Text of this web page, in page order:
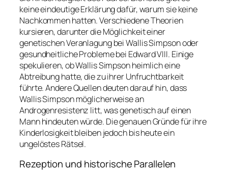
keine eindeutige Erklärung dafür, warum sie keine
Nachkommen hatten. Verschiedene Theorien
kursieren, darunter die Möglichkeit einer
genetischen Veranlagung bei Wallis Simpson oder
gesundheitliche Probleme bei Edward VIII. Einige
spekulieren, ob Wallis Simpson heimlich eine
Abtreibung hatte, die zu ihrer Unfruchtbarkeit
führte. Andere Quellen deuten darauf hin, dass
Wallis Simpson möglicherweise an
Androgenresistenz litt, was genetisch auf einen
Mann hindeuten würde. Die genauen Gründe für ihre
Kinderlosigkeit bleiben jedoch bis heute ein
ungelöstes Rätsel.
Rezeption und historische Parallelen